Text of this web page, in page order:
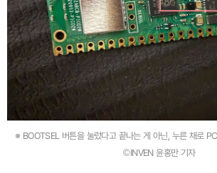
※ BOOTSEL 버튼을 눌렀다고 끝나는 게 아닌, 누른 채로
©INVEN 윤홍만 기자